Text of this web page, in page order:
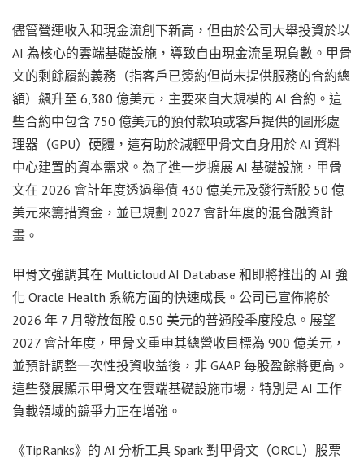
儘管營運收入和現金流創下新高，但由於公司大舉投資於以
AI 為核心的雲端基礎設施，導致自由現金流呈現負數。甲骨
文的剩餘履約義務（指客戶已簽約但尚未提供服務的合約總
額）飆升至 6,380 億美元，主要來自大規模的 AI 合約。這
些合約中包含 750 億美元的預付款項或客戶提供的圖形處
理器（GPU）硬體，這有助於減輕甲骨文自身用於 AI 資料
中心建置的資本需求。為了進一步擴展 AI 基礎設施，甲骨
文在 2026 會計年度透過舉債 430 億美元及發行新股 50 億
美元來籌措資金，並已規劃 2027 會計年度的混合融資計
畫。
甲骨文強調其在 Multicloud AI Database 和即將推出的 AI 強
化 Oracle Health 系統方面的快速成長。公司已宣佈將於
2026 年 7 月發放每股 0.50 美元的普通股季度股息。展望
2027 會計年度，甲骨文重申其總營收目標為 900 億美元，
並預計調整一次性投資收益後，非 GAAP 每股盈餘將更高。
這些發展顯示甲骨文在雲端基礎設施市場，特別是 AI 工作
負載領域的競爭力正在增強。
《TipRanks》的 AI 分析工具 Spark 對甲骨文（ORCL）股票